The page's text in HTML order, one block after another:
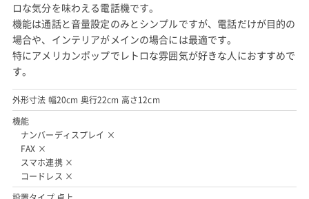
ロな気分を味わえる電話機です。
機能は通話と音量設定のみとシンプルですが、電話だけが目的の
場合や、インテリアがメインの場合には最適です。
特にアメリカンポップでレトロな雰囲気が好きな人におすすめで
す。
外形寸法 幅20cm 奥行22cm 高さ12cm
機能
ナンバーディスプレイ ×
FAX ×
スマホ連携 ×
コードレス ×